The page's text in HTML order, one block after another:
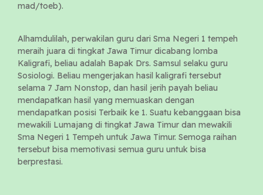
mad/toeb).
Alhamdulilah, perwakilan guru dari Sma Negeri 1 tempeh
meraih juara di tingkat Jawa Timur dicabang lomba
Kaligrafi, beliau adalah Bapak Drs. Samsul selaku guru
Sosiologi. Beliau mengerjakan hasil kaligrafi tersebut
selama 7 Jam Nonstop, dan hasil jerih payah beliau
mendapatkan hasil yang memuaskan dengan
mendapatkan posisi Terbaik ke 1. Suatu kebanggaan bisa
mewakili Lumajang di tingkat Jawa Timur dan mewakili
Sma Negeri 1 Tempeh untuk Jawa Timur. Semoga raihan
tersebut bisa memotivasi semua guru untuk bisa
berprestasi.